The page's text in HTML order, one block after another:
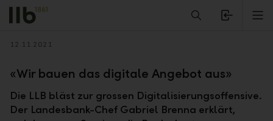
Alerts.Headline
Zurück
12.11.2021
«Wir bauen das digitale Angebot aus»
Die LLB bläst zur grossen Digitalisierungsoffensive.
Der Landesbank-Chef Gabriel Brenna erklärt,